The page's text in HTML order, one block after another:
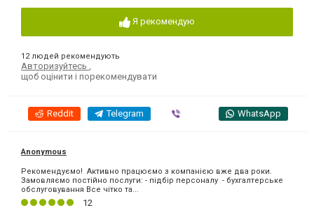
Я рекомендую
12 людей рекомендують
Авторизуйтесь
щоб оцінити і порекомендувати
Reddit Telegram WhatsApp
Anonymous
Рекомендуємо! Активно працюємо з компанією вже два роки.
Замовляємо постійно послуги: - підбір персоналу - бухгалтерське
обслуговування Все чітко та...
12